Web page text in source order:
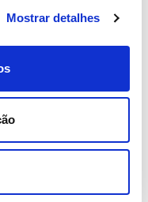
Mostrar detalhes